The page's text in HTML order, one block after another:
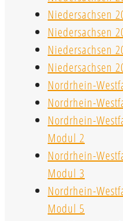
Niedersachsen
Niedersachsen
Niedersachsen
Niedersachsen
Nordrhein-
Nordrhein-
Nordrhein-
Modul 2
Nordrhein-
Modul 3
Nordrhein-
Modul 5